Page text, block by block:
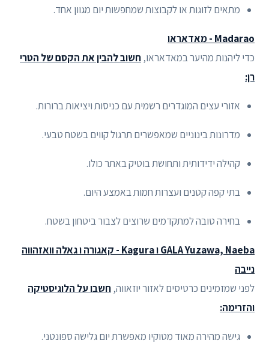
מתאים לזוגות או לקבוצות שמחפשות יום מגוון אחד.
Madarao - מאדאראו
כדי ליהנות מהיער במאדאראו, חשוב להבין את הקסם של הטרי
רן:
אזורי עצים המוגדרים רשמית עם כניסות ויציאות ברורות.
מדרונות בינוניים שמאפשרים תרגול קווים בשטח טבעי.
קהילה ידידותית ותחושת בוטיק באתר כולו.
בתי קפה קטנים ועצרות חמות באמצע היום.
בחירה טובה למתקדמים שרוצים לצבור ביטחון בשטח.
GALA Yuzawa, Naeba ו Kagura - קאגורה ו גאלה וואזהווה
נייבה
לפני שמזמינים כרטיסים לאזור יוזאווה, חשבו על הלוגיסטיקה
והזרימה:
גישה מהירה מאוד מטוקיו מאפשרת יום גלישה ספונטני.